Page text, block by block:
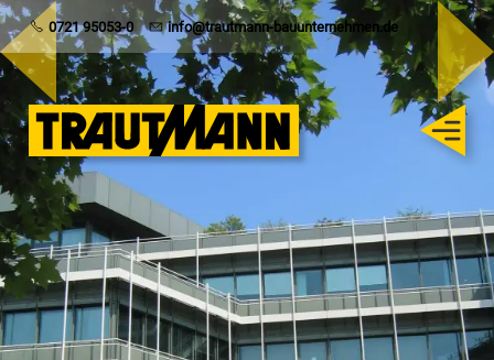
0721 95053-0 info@trautmann-bauunternehmen.de
Trautmann
Rohbau
Sanierung
Karriere